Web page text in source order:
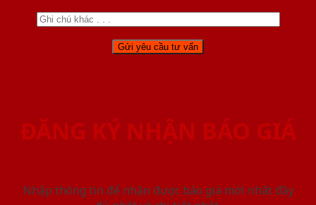
ĐĂNG KÝ NHẬN BÁO GIÁ
Nhập thông tin để nhận được báo giá mới nhât đầy